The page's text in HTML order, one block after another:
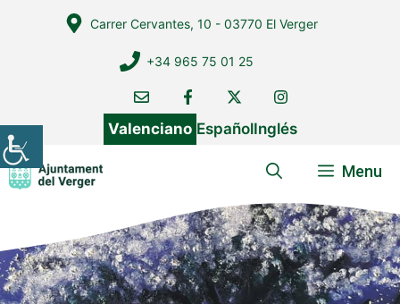
Carrer Cervantes, 10 - 03770 El Verger
+34 965 75 01 25
Valenciano EspañolInglés
Menu